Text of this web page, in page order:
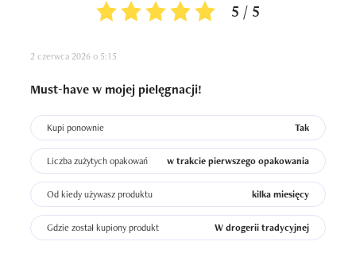
5 / 5
2 czerwca 2026 o 5:15
Must-have w mojej pielęgnacji!
Kupi ponownie Tak
Liczba zużytych opakowań w trakcie pierwszego opakowania
Od kiedy używasz produktu kilka miesięcy
Gdzie został kupiony produkt W drogerii tradycyjnej